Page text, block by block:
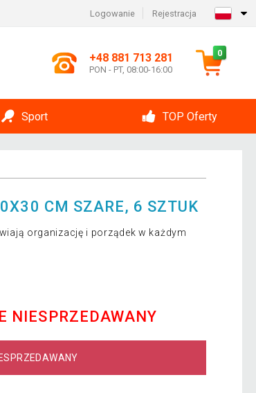
Logowanie Rejestracja
+48 881 713 281
PON - PT, 08:00-16:00
0
Sport TOP Oferty
CM SZARE, 6 SZTUK
organizację i porządek w każdym
NIESPRZEDAWANY